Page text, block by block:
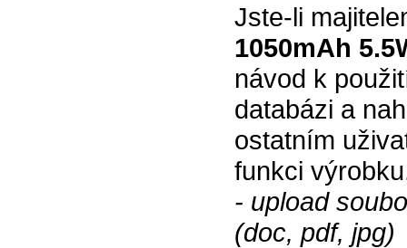
Jste-li
1050mAh
návod k
databázi a
ostatním
funkci
- upload
(doc, pdf, jpg)